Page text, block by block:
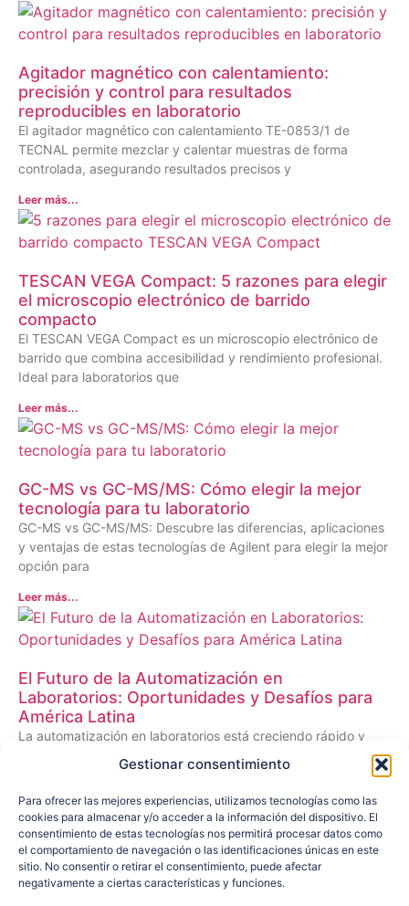
Gestionar consentimiento
Para ofrecer las mejores experiencias, utilizamos tecnologías como las
cookies para almacenar y/o acceder a la información del dispositivo. El
consentimiento de estas tecnologías nos permitirá procesar datos como
el comportamiento de navegación o las identificaciones únicas en este
sitio. No consentir o retirar el consentimiento, puede afectar
negativamente a ciertas características y funciones.
Agitador magnético con calentamiento:
precisión y control para resultados
reproducibles en laboratorio
El agitador magnético con calentamiento TE-0853/1 de
TECNAL permite mezclar y calentar muestras de forma
controlada, asegurando resultados precisos y
Leer más...
TESCAN VEGA Compact: 5 razones para elegir
el microscopio electrónico de barrido
compacto
El TESCAN VEGA Compact es un microscopio electrónico de
barrido que combina accesibilidad y rendimiento profesional.
Ideal para laboratorios que
Leer más...
GC-MS vs GC-MS/MS: Cómo elegir la mejor
tecnología para tu laboratorio
GC-MS vs GC-MS/MS: Descubre las diferencias, aplicaciones
y ventajas de estas tecnologías de Agilent para elegir la mejor
opción para
Leer más...
El Futuro de la Automatización en
Laboratorios: Oportunidades y Desafíos para
América Latina
La automatización en laboratorios está creciendo rápido y
representa una gran oportunidad para América Latina.
Descubra las tecnologías clave y
Leer más...
< 1 2 3 >
Suscríbase